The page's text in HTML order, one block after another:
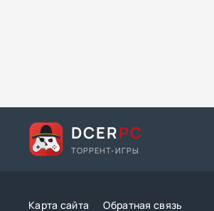
DCERPC
ТОРРЕНТ-ИГРЫ
Карта сайта Обратная связь